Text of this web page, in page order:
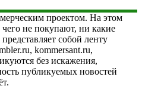
проектом. На этом
не покупают, ни какие
собой ленту
kommersant.ru,
без искажения,
публикуемых новостей